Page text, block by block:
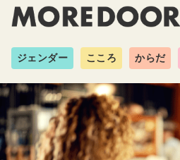
ジェンダー こころ からだ